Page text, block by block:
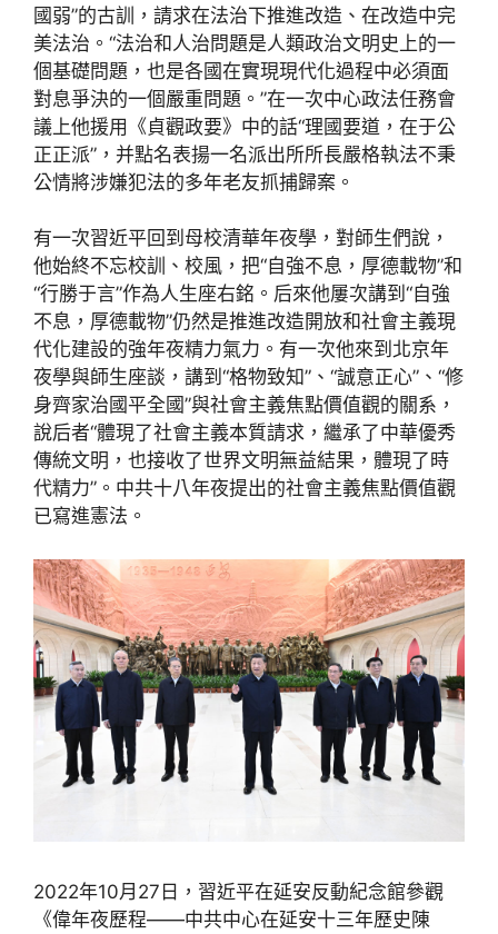
國弱”的古訓，請求在法治下推進改造、在改造中完
美法治。“法治和人治問題是人類政治文明史上的一
個基礎問題，也是各國在實現現代化過程中必須面
對息爭決的一個嚴重問題。”在一次中心政法任務會
議上他援用《貞觀政要》中的話“理國要道，在于公
正正派”，并點名表揚一名派出所所長嚴格執法不秉
公情將涉嫌犯法的多年老友抓捕歸案。
有一次習近平回到母校清華年夜學，對師生們說，
他始終不忘校訓、校風，把“自強不息，厚德載物”和
“行勝于言”作為人生座右銘。后來他屢次講到“自強
不息，厚德載物”仍然是推進改造開放和社會主義現
代化建設的強年夜精力氣力。有一次他來到北京年
夜學與師生座談，講到“格物致知”、“誠意正心”、“修
身齊家治國平全國”與社會主義焦點價值觀的關系，
說后者“體現了社會主義本質請求，繼承了中華優秀
傳統文明，也接收了世界文明無益結果，體現了時
代精力”。中共十八年夜提出的社會主義焦點價值觀
已寫進憲法。
2022年10月27日，習近平在延安反動紀念館參觀
《偉年夜歷程——中共中心在延安十三年歷史陳